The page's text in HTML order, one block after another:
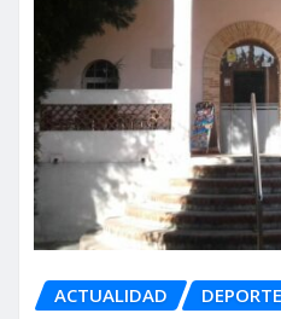
ACTUALIDAD